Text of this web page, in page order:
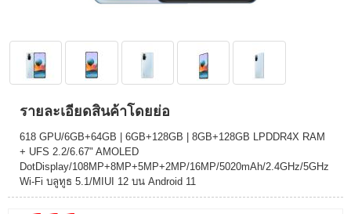
รายละเอียดสินค้าโดยย่อ
618 GPU/6GB+64GB | 6GB+128GB | 8GB+128GB LPDDR4X RAM
+ UFS 2.2/6.67" AMOLED
DotDisplay/108MP+8MP+5MP+2MP/16MP/5020mAh/2.4GHz/5GHz
Wi-Fi บลูทูธ 5.1/MIUI 12 บน Android 11